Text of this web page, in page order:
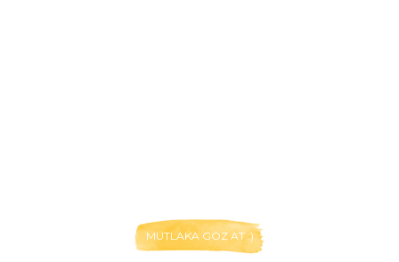
MUTLAKA GÖZ AT :)